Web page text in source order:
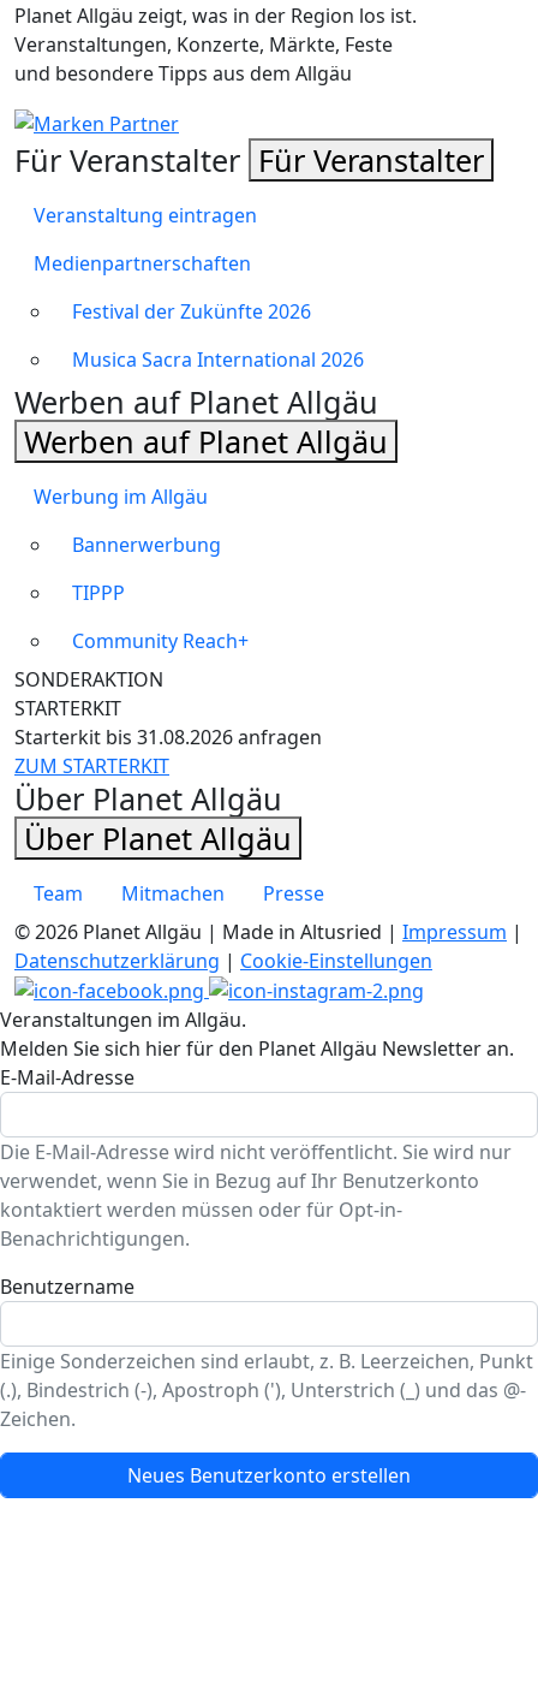
Planet Allgäu zeigt, was in der Region los ist.
Veranstaltungen, Konzerte, Märkte, Feste
und besondere Tipps aus dem Allgäu
Für Veranstalter Für Veranstalter
Veranstaltung eintragen
Medienpartnerschaften
Festival der Zukünfte 2026
Musica Sacra International 2026
Werben auf Planet Allgäu
Werben auf Planet Allgäu
Werbung im Allgäu
Bannerwerbung
TIPPP
Community Reach+
SONDERAKTION
STARTERKIT
Starterkit bis 31.08.2026 anfragen
ZUM STARTERKIT
Über Planet Allgäu
Über Planet Allgäu
Team Mitmachen
Presse
© 2026 Planet Allgäu | Made in Altusried | Impressum |
Datenschutzerklärung | Cookie-Einstellungen
Veranstaltungen im Allgäu.
Melden Sie sich hier für den Planet Allgäu Newsletter an.
E-Mail-Adresse
Die E-Mail-Adresse wird nicht veröffentlicht. Sie wird nur
verwendet, wenn Sie in Bezug auf Ihr Benutzerkonto
kontaktiert werden müssen oder für Opt-in-
Benachrichtigungen.
Benutzername
Einige Sonderzeichen sind erlaubt, z. B. Leerzeichen, Punkt
(.), Bindestrich (-), Apostroph ('), Unterstrich (_) und das @-
Zeichen.